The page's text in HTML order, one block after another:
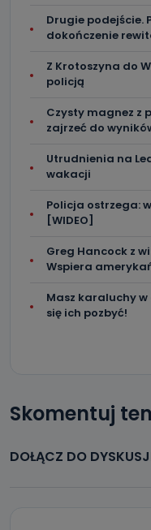
Drugie podejście.
dokończenie
Z Krotoszyna do
policją
Czysty magnez z
zajrzeć do
Utrudnienia na
wakacji
Policja ostrzega:
[WIDEO]
Greg Hancock z
Wspiera
Masz karaluchy
się ich pozbyć!
Skomentuj
DOŁĄCZ DO